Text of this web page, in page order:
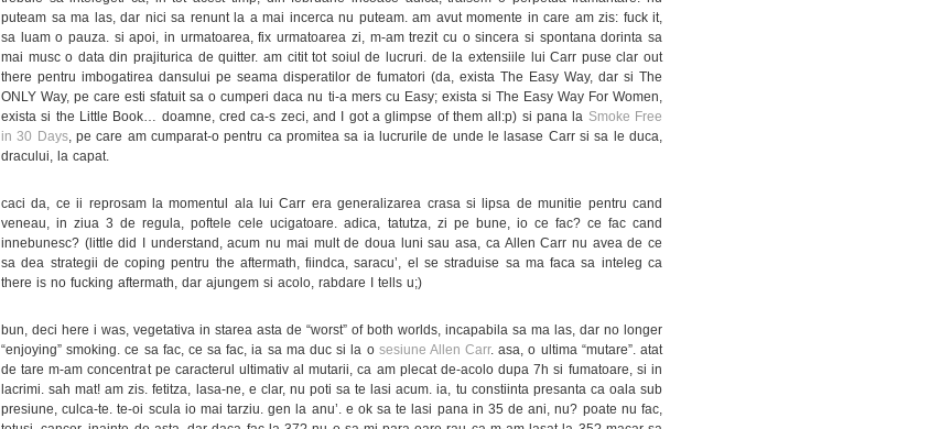
puteam sa ma las, dar nici sa renunt la a mai incerca nu puteam. am avut momente in care am zis: fuck it,
sa luam o pauza. si apoi, in urmatoarea, fix urmatoarea zi, m-am trezit cu o sincera si spontana dorinta sa
mai musc o data din prajiturica de quitter. am citit tot soiul de lucruri. de la extensiile lui Carr puse clar out
there pentru imbogatirea dansului pe seama disperatilor de fumatori (da, exista The Easy Way, dar si The
ONLY Way, pe care esti sfatuit sa o cumperi daca nu ti-a mers cu Easy; exista si The Easy Way For Women,
exista si the Little Book… doamne, cred ca-s zeci, and I got a glimpse of them all:p) si pana la Smoke Free
in 30 Days, pe care am cumparat-o pentru ca promitea sa ia lucrurile de unde le lasase Carr si sa le duca,
dracului, la capat.
caci da, ce ii reprosam la momentul ala lui Carr era generalizarea crasa si lipsa de munitie pentru cand
veneau, in ziua 3 de regula, poftele cele ucigatoare. adica, tatutza, zi pe bune, io ce fac? ce fac cand
innebunesc? (little did I understand, acum nu mai mult de doua luni sau asa, ca Allen Carr nu avea de ce
sa dea strategii de coping pentru the aftermath, fiindca, saracu’, el se straduise sa ma faca sa inteleg ca
there is no fucking aftermath, dar ajungem si acolo, rabdare I tells u;)
bun, deci here i was, vegetativa in starea asta de “worst” of both worlds, incapabila sa ma las, dar no longer
“enjoying” smoking. ce sa fac, ce sa fac, ia sa ma duc si la o sesiune Allen Carr. asa, o ultima “mutare”. atat
de tare m-am concentrat pe caracterul ultimativ al mutarii, ca am plecat de-acolo dupa 7h si fumatoare, si in
lacrimi. sah mat! am zis. fetitza, lasa-ne, e clar, nu poti sa te lasi acum. ia, tu constiinta presanta ca oala sub
presiune, culca-te. te-oi scula io mai tarziu. gen la anu’. e ok sa te lasi pana in 35 de ani, nu? poate nu fac,